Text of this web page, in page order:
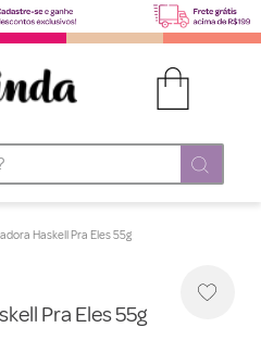
Haskell Pra Eles 55g
Pra Eles 55g